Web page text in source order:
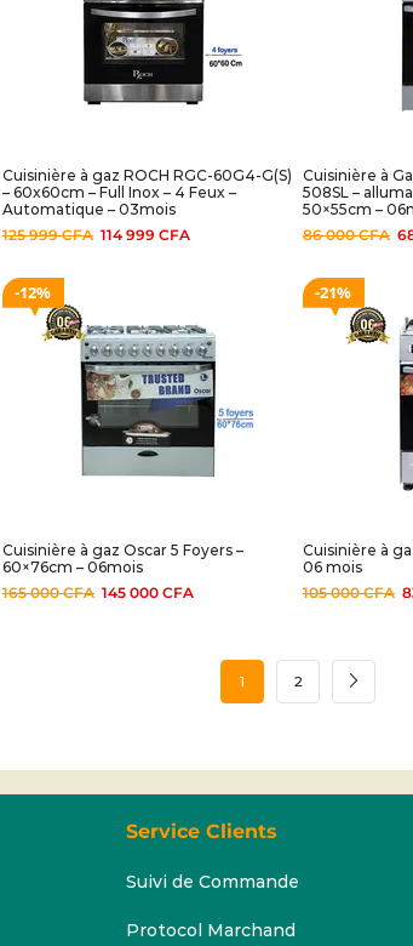
Cuisinière à gaz ROCH RGC-60G4-G(S)
– 60x60cm – Full Inox – 4 Feux –
Automatique – 03mois
125 999CFA 114 999 CFA
Cuisinière à
508SL –
50×55cm –
86 000CFA
12%
Cuisinière à gaz Oscar 5 Foyers –
60×76cm – 06mois
165 000CFA 145 000 CFA
21%
Cuisinière à
06 mois
105 000CFA
1 2
Service Clients
Suivi de Commande
Protocol Marchand